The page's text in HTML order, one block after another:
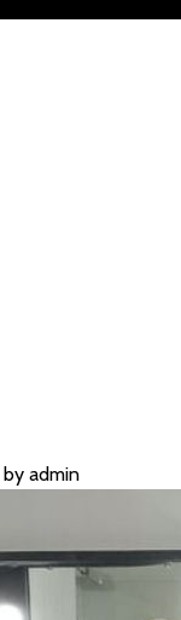
by admin